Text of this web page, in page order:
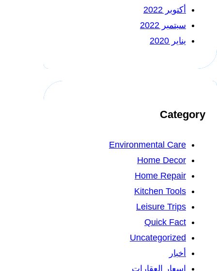
أكتوبر 2022
سبتمبر 2022
يناير 2020
Category
Environmental Care
Home Decor
Home Repair
Kitchen Tools
Leisure Trips
Quick Fact
Uncategorized
أخبار
اسعار العقارات